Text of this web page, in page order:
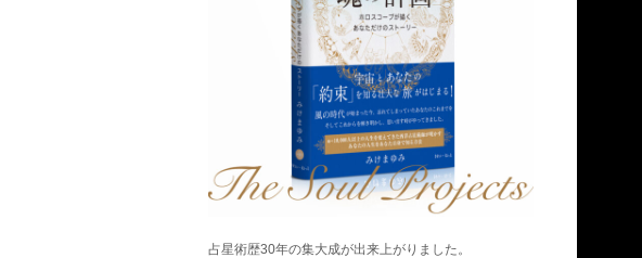
占星術歴30年の集大成が出来上がりました。